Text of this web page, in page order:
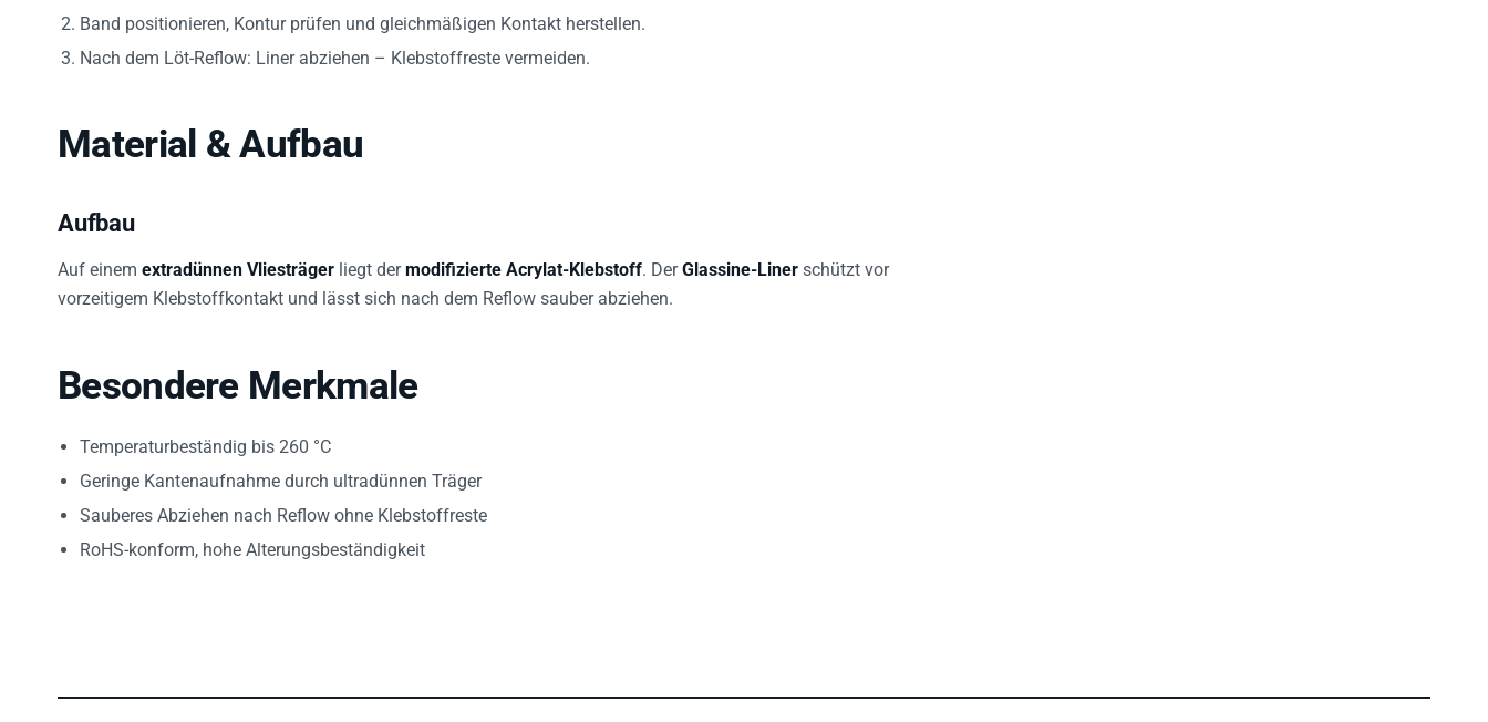
Band positionieren, Kontur prüfen und gleichmäßigen Kontakt herstellen.
Nach dem Löt-Reflow: Liner abziehen – Klebstoffreste vermeiden.
Material & Aufbau
Aufbau
Auf einem extradünnen Vliesträger liegt der modifizierte Acrylat-Klebstoff . Der Glassine-Liner
schützt vor
vorzeitigem Klebstoffkontakt und lässt sich nach dem Reflow sauber abziehen.
Besondere Merkmale
Temperaturbeständig bis 260 °C
Geringe Kantenaufnahme durch ultradünnen Träger
Sauberes Abziehen nach Reflow ohne Klebstoffreste
RoHS-konform, hohe Alterungsbeständigkeit